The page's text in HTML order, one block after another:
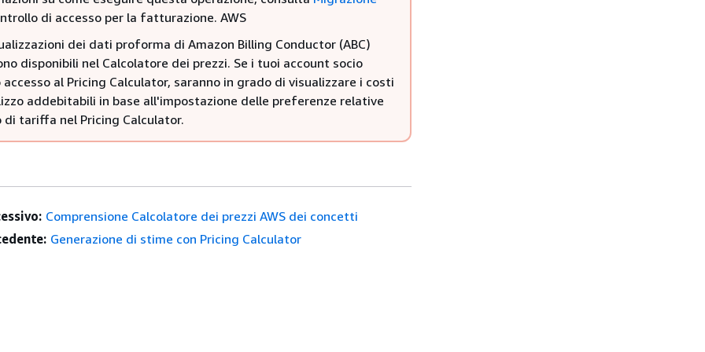
di accesso per la fatturazione. AWS
dei dati proforma di Amazon Billing Conductor (ABC)
disponibili nel Calcolatore dei prezzi. Se i tuoi account socio
accesso al Pricing Calculator, saranno in grado di visualizzare i costi
addebitabili in base all'impostazione delle preferenze relative
di tariffa nel Pricing Calculator.
Comprensione Calcolatore dei prezzi AWS dei concetti
Generazione di stime con Pricing Calculator